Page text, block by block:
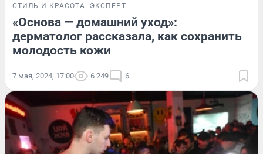
СТИЛЬ И КРАСОТА ЭКСПЕРТ
«Основа — домашний уход»:
дерматолог рассказала, как сохранить
молодость кожи
7 мая, 2024, 17:00 6 249 6